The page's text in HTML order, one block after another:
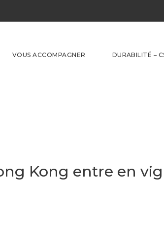
VOUS ACCOMPAGNER DURABILITÉ –
Kong entre en